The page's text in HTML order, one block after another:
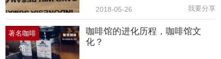
2018-05-26 我要分享
著名咖啡
馆
咖啡馆的进化历程，咖啡馆文
化？